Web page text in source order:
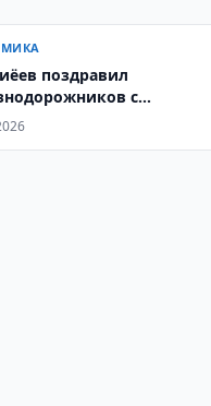
поздравил
с
праздником